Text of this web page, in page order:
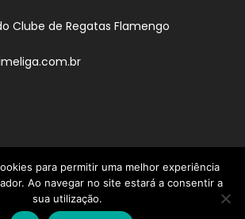
Clube de Regatas Flamengo
para permitir uma melhor experiência
Ao navegar no site estará a consentir a
sua utilização.